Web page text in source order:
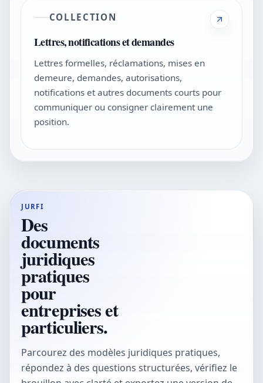
COLLECTION
Lettres, notifications et demandes
Lettres formelles, réclamations, mises en
demeure, demandes, autorisations,
notifications et autres documents courts pour
communiquer ou consigner clairement une
position.
JURFI
Des
documents
juridiques
pratiques
pour
entreprises et
particuliers.
Parcourez des modèles juridiques pratiques,
répondez à des questions structurées, vérifiez le